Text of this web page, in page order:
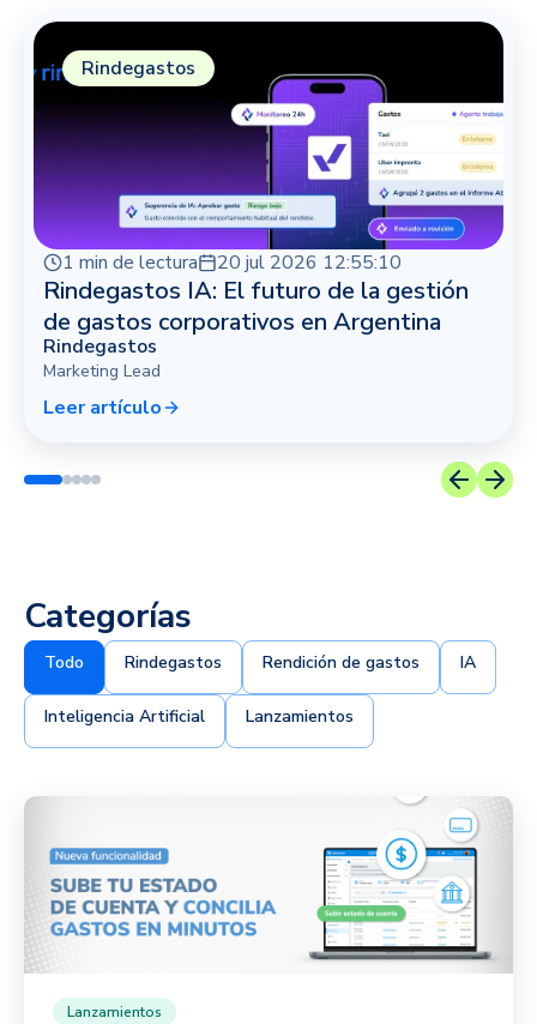
1 min de lectura 20 jul 2026 12:55:10
Rindegastos IA: El futuro de la gestión
de gastos corporativos en Argentina
Rindegastos
Marketing Lead
Leer artículo
Rindegastos
Categorías
Todo Rindegastos Rendición de gastos IA
Inteligencia Artificial Lanzamientos
Lanzamientos